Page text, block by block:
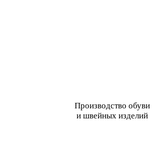
Производство обуви
и швейных изделий